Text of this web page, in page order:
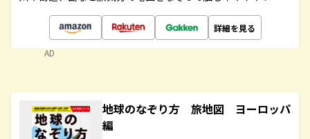
詳細を見る
AD
地球のなぞり方 旅地図 ヨーロッパ
編